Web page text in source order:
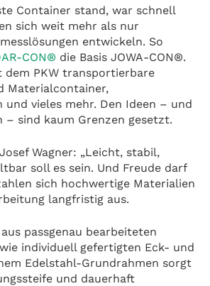
Container stand, war schnell
sich weit mehr als nur
entwickeln. So
-CON® die Basis JOWA-CON®.
dem PKW transportierbare
Materialcontainer,
und vieles mehr. Den Ideen – und
– sind kaum Grenzen gesetzt.
Wagner: „Leicht, stabil,
soll es sein. Und Freude darf
sich hochwertige Materialien
langfristig aus.
passgenau bearbeiteten
individuell gefertigten Eck- und
Edelstahl-Grundrahmen sorgt
und dauerhaft